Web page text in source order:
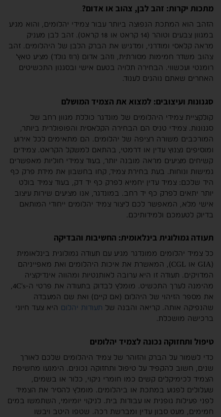
מתכות יקרות: זהב לבן, צהוב או אדום?
הזהב הוא המתכת הנפוצה ביותר עבור צמידי יהלומים, והוא מגיע
במגוון צבעים וטוהר (14 קראט או 18 קראט). זהב לבן מעניק
מראה קלאסי ומודרני, ומדגיש את הברק הלבן של היהלומים. זהב
צהוב משדר חמימות מסורתית, וזהב אדום (רוז גולד) מציע טאץ'
רומנטי ועכשווי. הבחירה תלויה בטעם אישי ובסגנון התכשיטים
האחרים שאתם נוהגים לענוד.
סגנונות ועיצובים: למצוא את הצמיד המושלם
קולקציית צמידי היהלומים של מונדגר כוללת מגוון רחב של
סגנונות. צמידי טניס הם הבחירה הקלאסית והפופולרית ביותר,
המורכבים משורה רציפה של יהלומים. הם מתאימים לכל אירוע
ומוסיפים נצנוץ עדין או דרמטי, בהתאם למשקל הקראט. צמידים
קשיחים מציעים מראה מובנה יותר, בעוד צמידי חוליות מאפשרים
גמישות ונוחות. בעת בחירת צמיד, קחו בחשבון את מידת פרק כף
היד שלכם: צמיד עדין יחמיא לפרק כף יד דק, בעוד צמיד בולט
יותר יתאים לפרק כף יד רחב. במונדגר, אנו מציעים שירות עיצוב
אישי מלא, המאפשר לכם ליצור צמיד יהלומים ייחודי המותאם
בדיוק לטעמכם ולמידותיכם.
תעודה גמולוגית בינלאומית: החשיבות והבדיקה
כל צמיד יהלומים ממונדגר מגיע עם תעודה גמולוגית בינלאומית
(GIA או CGL), המאשרת את איכות היהלומים ואת מאפייניהם
המדויקים. תעודה זו היא ערובה לאותנטיות ומהווה אינדיקציה
מהימנה לערך התכשיט. מומלץ לבדוק בתעודה את פרטי ה-4C's,
את מספר הזיהוי של היהלום (אם קיים) ואת שם המעבדה
שהנפיקה אותה. קריאה והבנה של תעודות יהלום היא צעד חיוני
ברכישה מושכלת.
טיפול ותחזוקה נכונה לצמיד יהלומים
כדי לשמור על הברק והזוהר של צמיד היהלומים שלכם לאורך
שנים, חשוב להקפיד על טיפול ותחזוקה נכונים. הימנעו מחשיפת
הצמיד לכימיקלים קשים כמו חומרי ניקוי, כלור או בשמים,
שעלולים לפגוע במתכת או ביהלומים. מומלץ להסיר את הצמיד
לפני פעילות גופנית או עבודות בית. לניקוי יומיומי, השתמשו במים
חמימים, מעט סבון עדין ומברשת רכה. שטפו היטב ויבשו